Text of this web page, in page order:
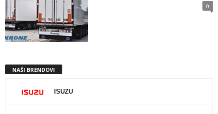
0
NAŠI BRENDOVI
ISUZU